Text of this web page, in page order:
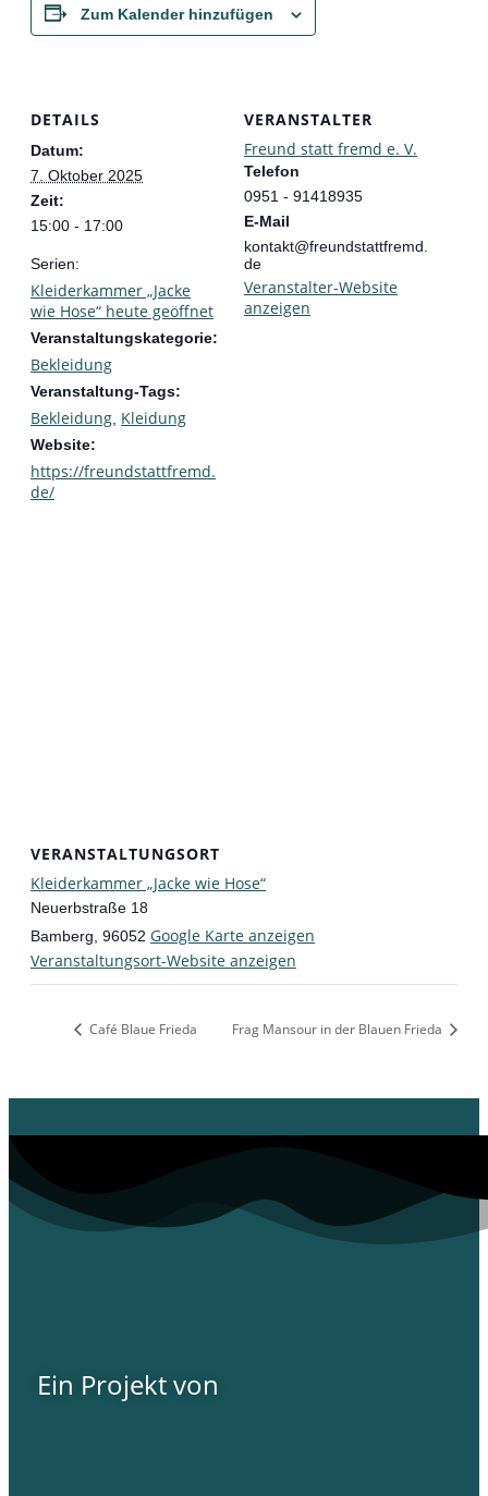
Zum Kalender hinzufügen
DETAILS
Datum:
7. Oktober 2025
Zeit:
15:00 - 17:00
Serien:
Kleiderkammer „Jacke
wie Hose“ heute geöffnet
Veranstaltungskategorie:
Bekleidung
Veranstaltung-Tags:
Bekleidung Kleidung
Website:
https://freundstattfremd.
de/
VERANSTALTER
Freund statt fremd e. V.
Telefon
0951 - 91418935
E-Mail
kontakt@freundstattfremd.
de
Veranstalter-Website
anzeigen
VERANSTALTUNGSORT
Kleiderkammer „Jacke wie Hose“
Neuerbstraße 18
Bamberg 96052 Google Karte anzeigen
Veranstaltungsort-Website anzeigen
Café Blaue Frieda Frag Mansour in der Blauen Frieda
Ein Projekt von